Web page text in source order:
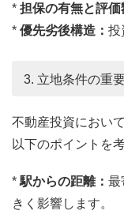
* 担保の有無と評価
* 優先劣後構造： 投
3. 立地条件の重
不動産投資におい
以下のポイントを
* 駅からの距離： 最
きく影響します。